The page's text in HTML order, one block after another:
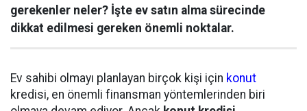
gerekenler neler? İşte ev satın alma sürecinde
dikkat edilmesi gereken önemli noktalar.
Ev sahibi olmayı planlayan birçok kişi için konut
kredisi, en önemli finansman yöntemlerinden biri